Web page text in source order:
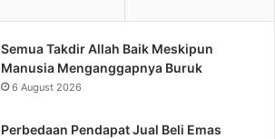
Semua Takdir Allah Baik Meskipun
Manusia Menganggapnya Buruk
6 August 2026
Perbedaan Pendapat Jual Beli Emas